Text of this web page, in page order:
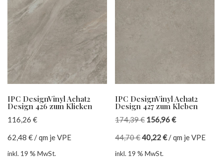
IPC DesignVinyl Achat2
Design 426 zum Klicken
116,26 €
62,48 € /qm je VPE
inkl. 19 % MwSt.
IPC DesignVinyl Achat2
Design 427 zum Kleben
174,39€ 156,96€
44,70€40,22€/qm je VPE
inkl. 19 % MwSt.